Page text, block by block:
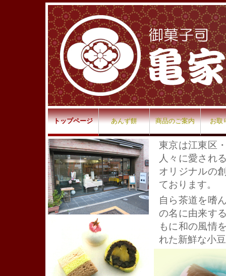
トップページ あんず餅 商品のご案内 お取
東京は江東区
人々に愛され
オリジナルの
ております。
自ら茶道を嗜
の名に由来す
もに和の風情
れた新鮮な小